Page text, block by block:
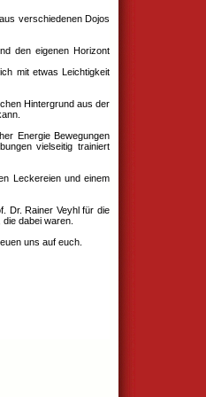
verschiedenen Dojos
den eigenen Horizont
mit etwas Leichtigkeit
Hintergrund aus der
Energie Bewegungen
vielseitig trainiert
Leckereien und einem
Dr. Rainer Veyhl für die
dabei waren.
uns auf euch.